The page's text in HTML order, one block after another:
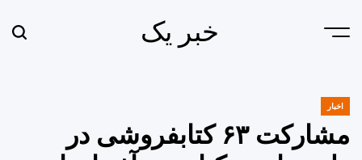
Menu خبر یک
POSTED
اخبار
مشارکت ۶۳ کتابفروشی در